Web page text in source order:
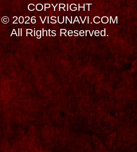
COPYRIGHT
© 2026 VISUNAVI.COM
All Rights Reserved.